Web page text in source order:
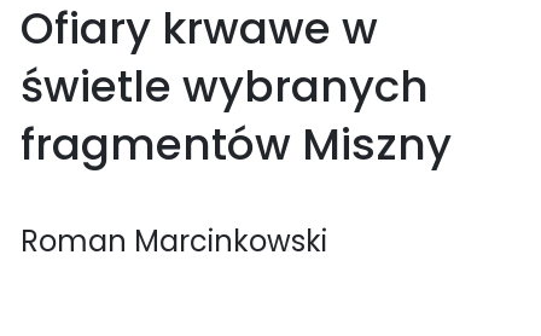
Ofiary krwawe w
świetle wybranych
fragmentów Miszny
Roman Marcinkowski